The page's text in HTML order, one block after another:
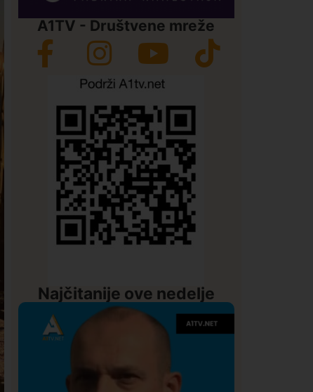
A1TV - Društvene mreže
Najčitanije ove nedelje